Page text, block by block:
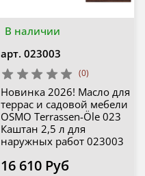
В наличии
арт. 023003
(0)
Новинка 2026! Масло для
террас и садовой мебели
OSMO Terrassen-Öle 023
Каштан 2,5 л для
наружных работ 023003
16 610 Руб